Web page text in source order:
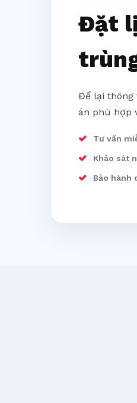
Đặt
Để lại thông
án phù hợp
Tư vấn
Khảo sát
Bảo hành